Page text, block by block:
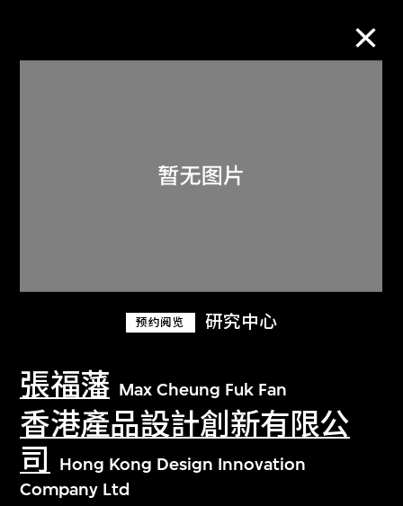
预约阅览 研究中心
張福藩 Max Cheung Fuk Fan
香港產品設計創新有限公
司
Hong Kong Design Innovation
Company Ltd
关于M+藏品
探索世界顶级的二十及二十一世纪视觉
文化藏品。